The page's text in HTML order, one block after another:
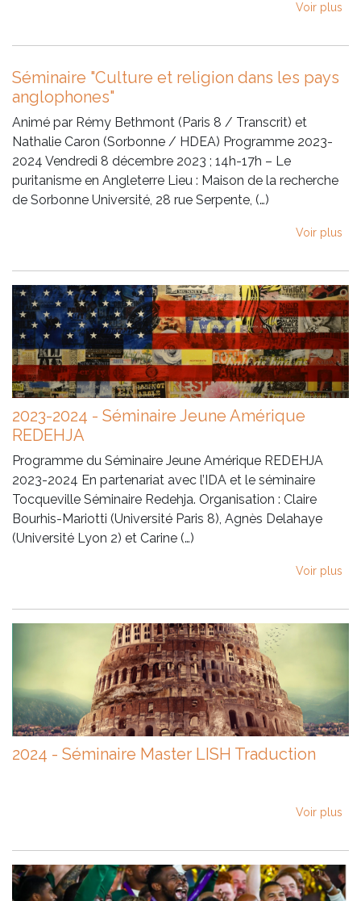
Voir plus
Séminaire "Culture et religion dans les pays
anglophones"
Animé par Rémy Bethmont (Paris 8 / Transcrit) et
Nathalie Caron (Sorbonne / HDEA) Programme 2023-
2024 Vendredi 8 décembre 2023 ; 14h-17h – Le
puritanisme en Angleterre Lieu : Maison de la recherche
de Sorbonne Université, 28 rue Serpente, (…)
Voir plus
2023-2024 - Séminaire Jeune Amérique
REDEHJA
Programme du Séminaire Jeune Amérique REDEHJA
2023-2024 En partenariat avec l’IDA et le séminaire
Tocqueville Séminaire Redehja. Organisation : Claire
Bourhis-Mariotti (Université Paris 8), Agnès Delahaye
(Université Lyon 2) et Carine (…)
Voir plus
2024 - Séminaire Master LISH Traduction
Voir plus